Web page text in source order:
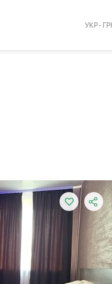
УКР -